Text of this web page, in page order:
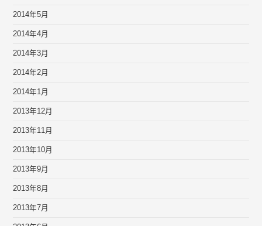
2014年5月
2014年4月
2014年3月
2014年2月
2014年1月
2013年12月
2013年11月
2013年10月
2013年9月
2013年8月
2013年7月